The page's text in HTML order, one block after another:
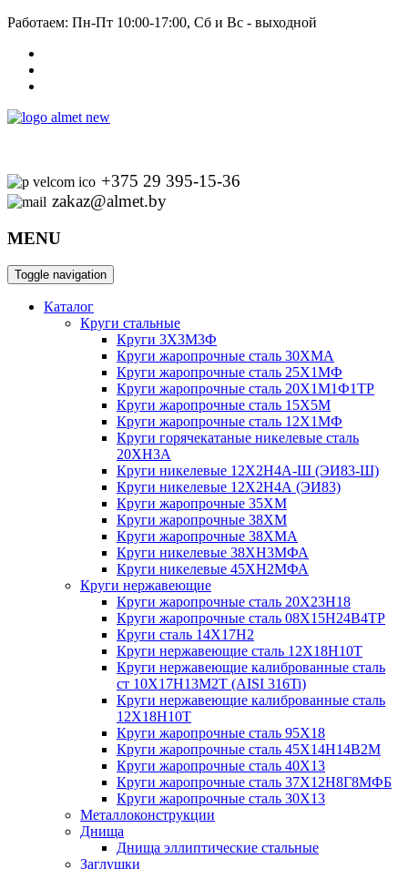
Работаем: Пн-Пт 10:00-17:00, Сб и Вс - выходной
+375 29 395-15-36
zakaz@almet.by
MENU
Toggle navigation
Каталог
Круги стальные
Круги 3Х3М3Ф
Круги жаропрочные сталь 30ХМА
Круги жаропрочные сталь 25Х1МФ
Круги жаропрочные сталь 20Х1М1Ф1ТР
Круги жаропрочные сталь 15Х5М
Круги жаропрочные сталь 12Х1МФ
Круги горячекатаные никелевые сталь
20ХН3А
Круги никелевые 12Х2Н4А-Ш (ЭИ83-Ш)
Круги никелевые 12Х2Н4А (ЭИ83)
Круги жаропрочные 35ХМ
Круги жаропрочные 38ХМ
Круги жаропрочные 38ХМА
Круги никелевые 38XH3MФА
Круги никелевые 45ХН2МФА
Круги нержавеющие
Круги жаропрочные сталь 20Х23Н18
Круги жаропрочные сталь 08Х15Н24В4ТР
Круги сталь 14Х17Н2
Круги нержавеющие сталь 12Х18Н10Т
Круги нержавеющие калиброванные сталь
ст 10Х17Н13М2Т (AISI 316Ti)
Круги нержавеющие калиброванные сталь
12Х18Н10Т
Круги жаропрочные сталь 95Х18
Круги жаропрочные сталь 45Х14Н14В2М
Круги жаропрочные сталь 40Х13
Круги жаропрочные сталь 37Х12Н8Г8МФБ
Круги жаропрочные сталь 30Х13
Металлоконструкции
Днища
Днища эллиптические стальные
Заглушки